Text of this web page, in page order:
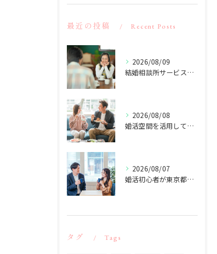
最近の投稿 Recent Posts
2026/08/09
結婚相談所サービスを東京都大田区蒲田で比較納得できる選び方と会員層やサポート事情
2026/08/08
婚活空間を活用して婚活未経験でも自然に会話が始められるコツと成功への道
2026/08/07
婚活初心者が東京都大田区蒲田で理想の出会いを叶えるコツ徹底解説
タグ Tags